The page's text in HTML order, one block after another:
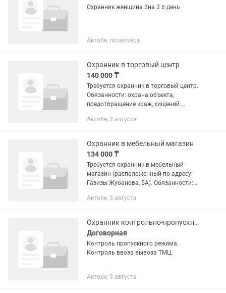
Охранник женщина 2на 2 в день
Актобе, позавчера
Охранник в торговый центр
140 000 ₸
Требуется охранник в торговый центр.
Обязанности: охрана объекта,
предотвращение краж, хищений.
Официальное трудоустройство.
Актобе, 3 августа
Охранник в мебельный магазин
134 000 ₸
Требуется охранник в мебельный
магазин (расположенный по адресу:
Газизы Жубанова, 5А). Обязанности:
хищений. График работы: первый день
Актобе, 3 августа
Охранник контрольно-пропускного пункта
Договорная
Контроль пропускного режима.
Контроль ввоза вывоза ТМЦ.
Актобе, 3 августа